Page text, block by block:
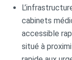
cabinets
accessible
situé à